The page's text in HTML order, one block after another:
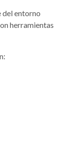
entorno
herramientas